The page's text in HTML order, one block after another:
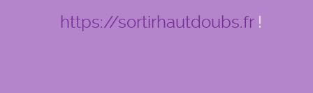
https://sortirhautdoubs.fr!